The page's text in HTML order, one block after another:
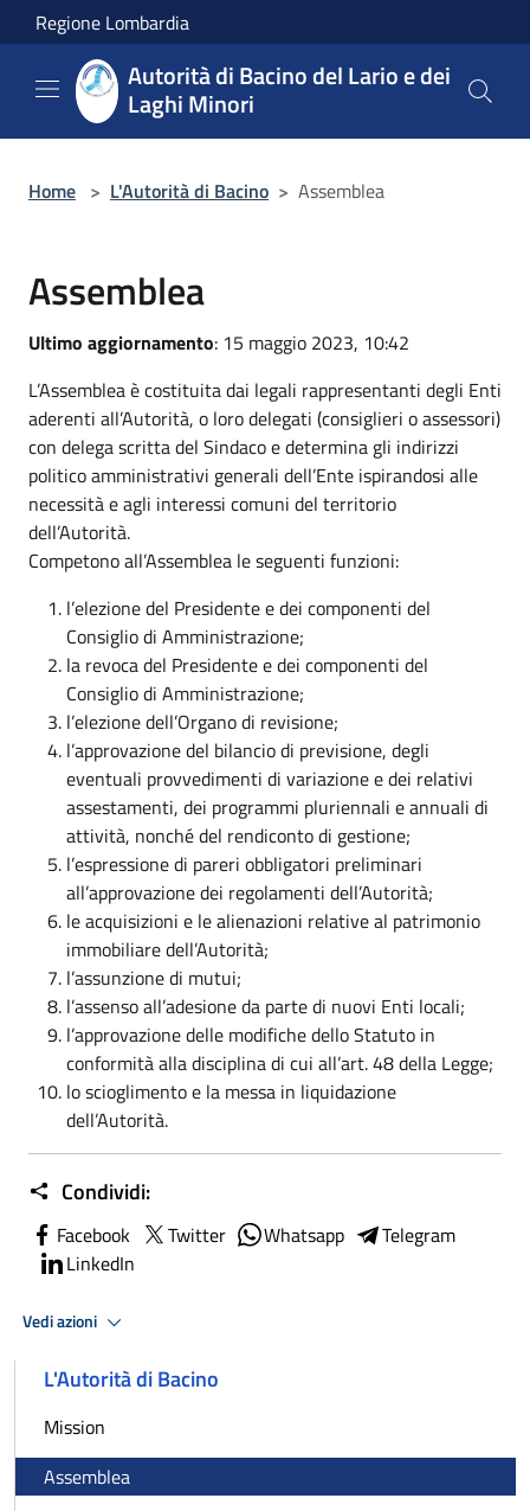
Salta al contenuto principale
Regione Lombardia
Autorità di Bacino del Lario e dei
Laghi Minori
Home > L'Autorità di Bacino > Assemblea
Assemblea
Ultimo aggiornamento: 15 maggio 2023, 10:42
L’Assemblea è costituita dai legali rappresentanti degli Enti
aderenti all’Autorità, o loro delegati (consiglieri o assessori)
con delega scritta del Sindaco e determina gli indirizzi
politico amministrativi generali dell’Ente ispirandosi alle
necessità e agli interessi comuni del territorio
dell’Autorità.
Competono all’Assemblea le seguenti funzioni:
l’elezione del Presidente e dei componenti del
Consiglio di Amministrazione;
la revoca del Presidente e dei componenti del
Consiglio di Amministrazione;
l’elezione dell’Organo di revisione;
l’approvazione del bilancio di previsione, degli
eventuali provvedimenti di variazione e dei relativi
assestamenti, dei programmi pluriennali e annuali di
attività, nonché del rendiconto di gestione;
l’espressione di pareri obbligatori preliminari
all’approvazione dei regolamenti dell’Autorità;
le acquisizioni e le alienazioni relative al patrimonio
immobiliare dell’Autorità;
l’assunzione di mutui;
l’assenso all’adesione da parte di nuovi Enti locali;
l’approvazione delle modifiche dello Statuto in
conformità alla disciplina di cui all’art. 48 della Legge;
lo scioglimento e la messa in liquidazione
dell’Autorità.
Condividi:
Facebook Twitter Whatsapp
Telegram
LinkedIn
Vedi azioni
L'Autorità di Bacino
Mission
Assemblea